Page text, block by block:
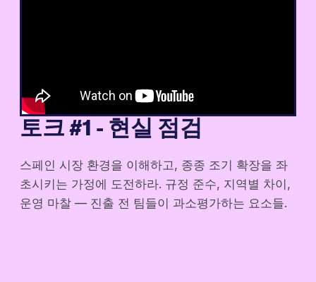
토크 #1 - 현실 점검
스페인 시장 환경을 이해하고, 종종 조기 확장을 좌
초시키는 가정에 도전하라. 규정 준수, 지역별 차이,
운영 마찰 — 진출 전 팀들이 과소평가하는 요소들.